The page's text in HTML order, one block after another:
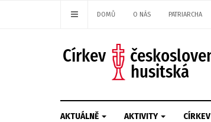
DOMŮ O NÁS PATRIARCHA
AKTUÁLNĚ AKTIVITY CÍRKEV